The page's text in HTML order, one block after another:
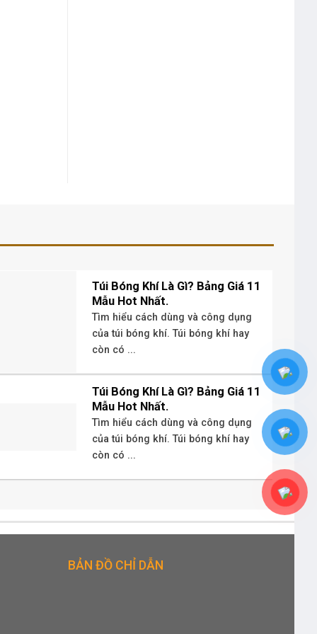
Túi Bóng Khí Là Gì? Bảng Giá 11
Mẫu Hot Nhất.
Tìm hiểu cách dùng và công dụng
của túi bóng khí. Túi bóng khí hay
còn có ...
Túi Bóng Khí Là Gì? Bảng Giá 11
Mẫu Hot Nhất.
Tìm hiểu cách dùng và công dụng
của túi bóng khí. Túi bóng khí hay
còn có ...
BẢN ĐỒ CHỈ DẪN